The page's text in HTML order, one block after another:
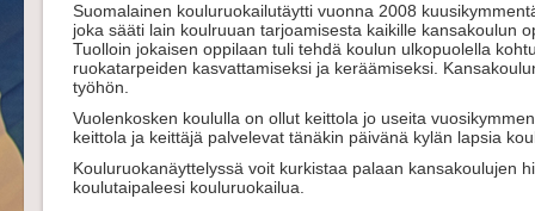
Suomalainen kouluruokailutäytti vuonna 2008
joka sääti lain koulruuan tarjoamisesta kaikille kansakoulun
Tuolloin jokaisen oppilaan tuli tehdä koulun ulkopuolella
ruokatarpeiden kasvattamiseksi ja keräämiseksi.
työhön.
Vuolenkosken koululla on ollut keittola jo useita
keittola ja keittäjä palvelevat tänäkin päivänä kylän lapsia
Kouluruokanäyttelyssä voit kurkistaa palaan kansakoulujen
koulutaipaleesi kouluruokailua.